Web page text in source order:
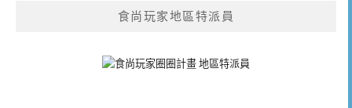
食尚玩家地區特派員